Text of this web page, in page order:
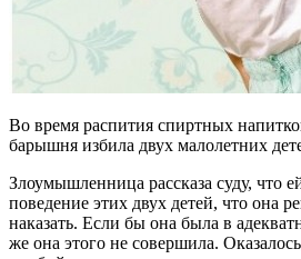
Во время распития спиртных
барышня избила двух малолетних
Злоумышленница рассказа суду, что
поведение этих двух детей, что она
наказать. Если бы она была в
же она этого не совершила.